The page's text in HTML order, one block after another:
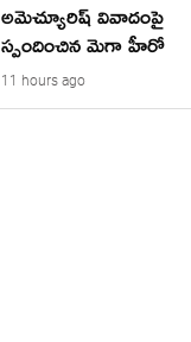
అమెచ్యూరిష్ వివాదంపై
స్పందించిన మెగా హీరో
11 hours ago